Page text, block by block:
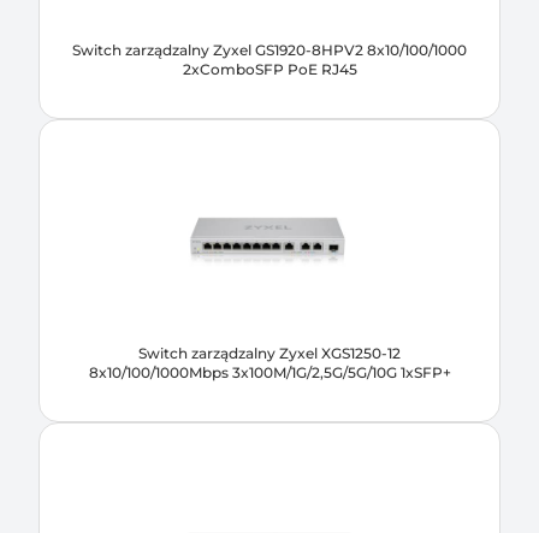
Switch zarządzalny Zyxel GS1920-8HPV2 8x10/100/1000
2xComboSFP PoE RJ45
Switch zarządzalny Zyxel XGS1250-12
8x10/100/1000Mbps 3x100M/1G/2,5G/5G/10G 1xSFP+